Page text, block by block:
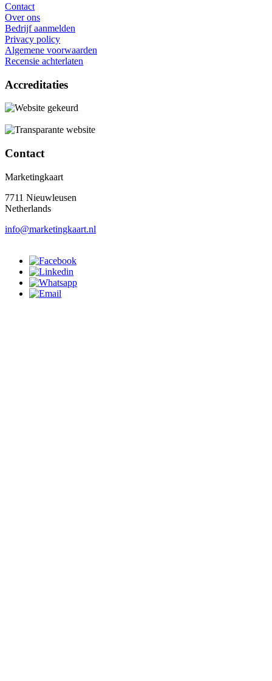
Contact
Over ons
Bedrijf aanmelden
Privacy policy
Algemene voorwaarden
Recensie achterlaten
Accreditaties
Contact
Marketingkaart
7711 Nieuwleusen
Netherlands
info@marketingkaart.nl